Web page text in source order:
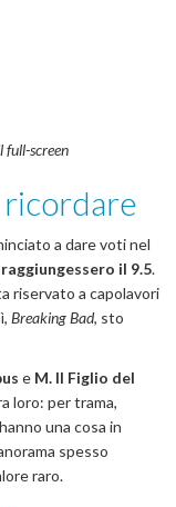
full-screen
ricordare
a dare voti nel
il 9.5.
riservato a capolavori
Breaking Bad, sto
e M. Il Figlio del
loro: per trama,
una cosa in
spesso
raro.